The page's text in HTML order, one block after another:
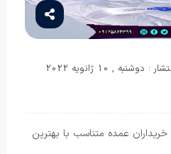
: دوشنبه , 10 ژانویه 2022
عمده متناسب با بهترین